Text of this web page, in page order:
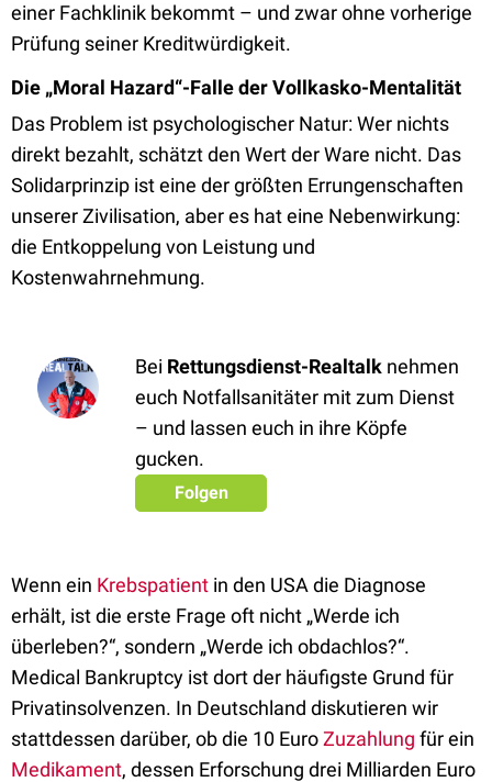
einer Fachklinik bekommt – und zwar ohne vorherige
Prüfung seiner Kreditwürdigkeit.
Die „Moral Hazard“-Falle der Vollkasko-Mentalität
Das Problem ist psychologischer Natur: Wer nichts
direkt bezahlt, schätzt den Wert der Ware nicht. Das
Solidarprinzip ist eine der größten Errungenschaften
unserer Zivilisation, aber es hat eine Nebenwirkung:
die Entkoppelung von Leistung und
Kostenwahrnehmung.
Bei Rettungsdienst-Realtalk nehmen
euch Notfallsanitäter mit zum Dienst
– und lassen euch in ihre Köpfe
gucken.
Folgen
Wenn ein Krebspatient in den USA die Diagnose
erhält, ist die erste Frage oft nicht „Werde ich
überleben?“, sondern „Werde ich obdachlos?“.
Medical Bankruptcy ist dort der häufigste Grund für
Privatinsolvenzen. In Deutschland diskutieren wir
stattdessen darüber, ob die 10 EuroZuzahlung für ein
Medikament, dessen Erforschung drei Milliarden Euro